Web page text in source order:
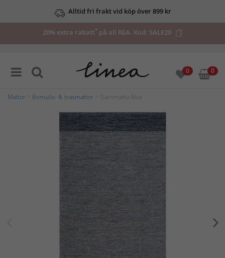
Alltid fri frakt vid köp över 899 kr
20% extra rabatt*på all REA. Kod: SALE20
0 0
Mattor Bomulls- & trasmattor > Garnmatta Alva